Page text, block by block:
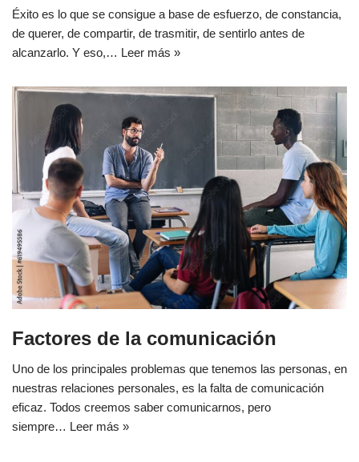
Éxito es lo que se consigue a base de esfuerzo, de constancia,
de querer, de compartir, de trasmitir, de sentirlo antes de
alcanzarlo. Y eso,… Leer más »
Factores de la comunicación
Uno de los principales problemas que tenemos las personas, en
nuestras relaciones personales, es la falta de comunicación
eficaz. Todos creemos saber comunicarnos, pero
siempre… Leer más »